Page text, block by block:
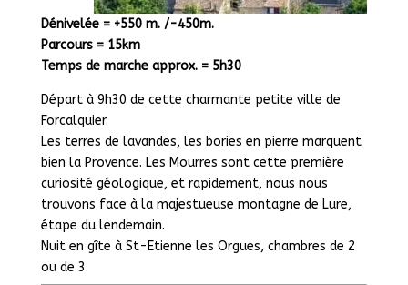
Dénivelée = +550 m. /-450m.
Parcours = 15km
Temps de marche approx. = 5h30
Départ à 9h30 de cette charmante petite ville de
Forcalquier.
Les terres de lavandes, les bories en pierre marquent
bien la Provence. Les Mourres sont cette première
curiosité géologique, et rapidement, nous nous
trouvons face à la majestueuse montagne de Lure,
étape du lendemain.
Nuit en gîte à St-Etienne les Orgues, chambres de 2
ou de 3.